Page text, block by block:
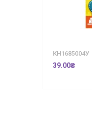
КН1685004У
39.00₴